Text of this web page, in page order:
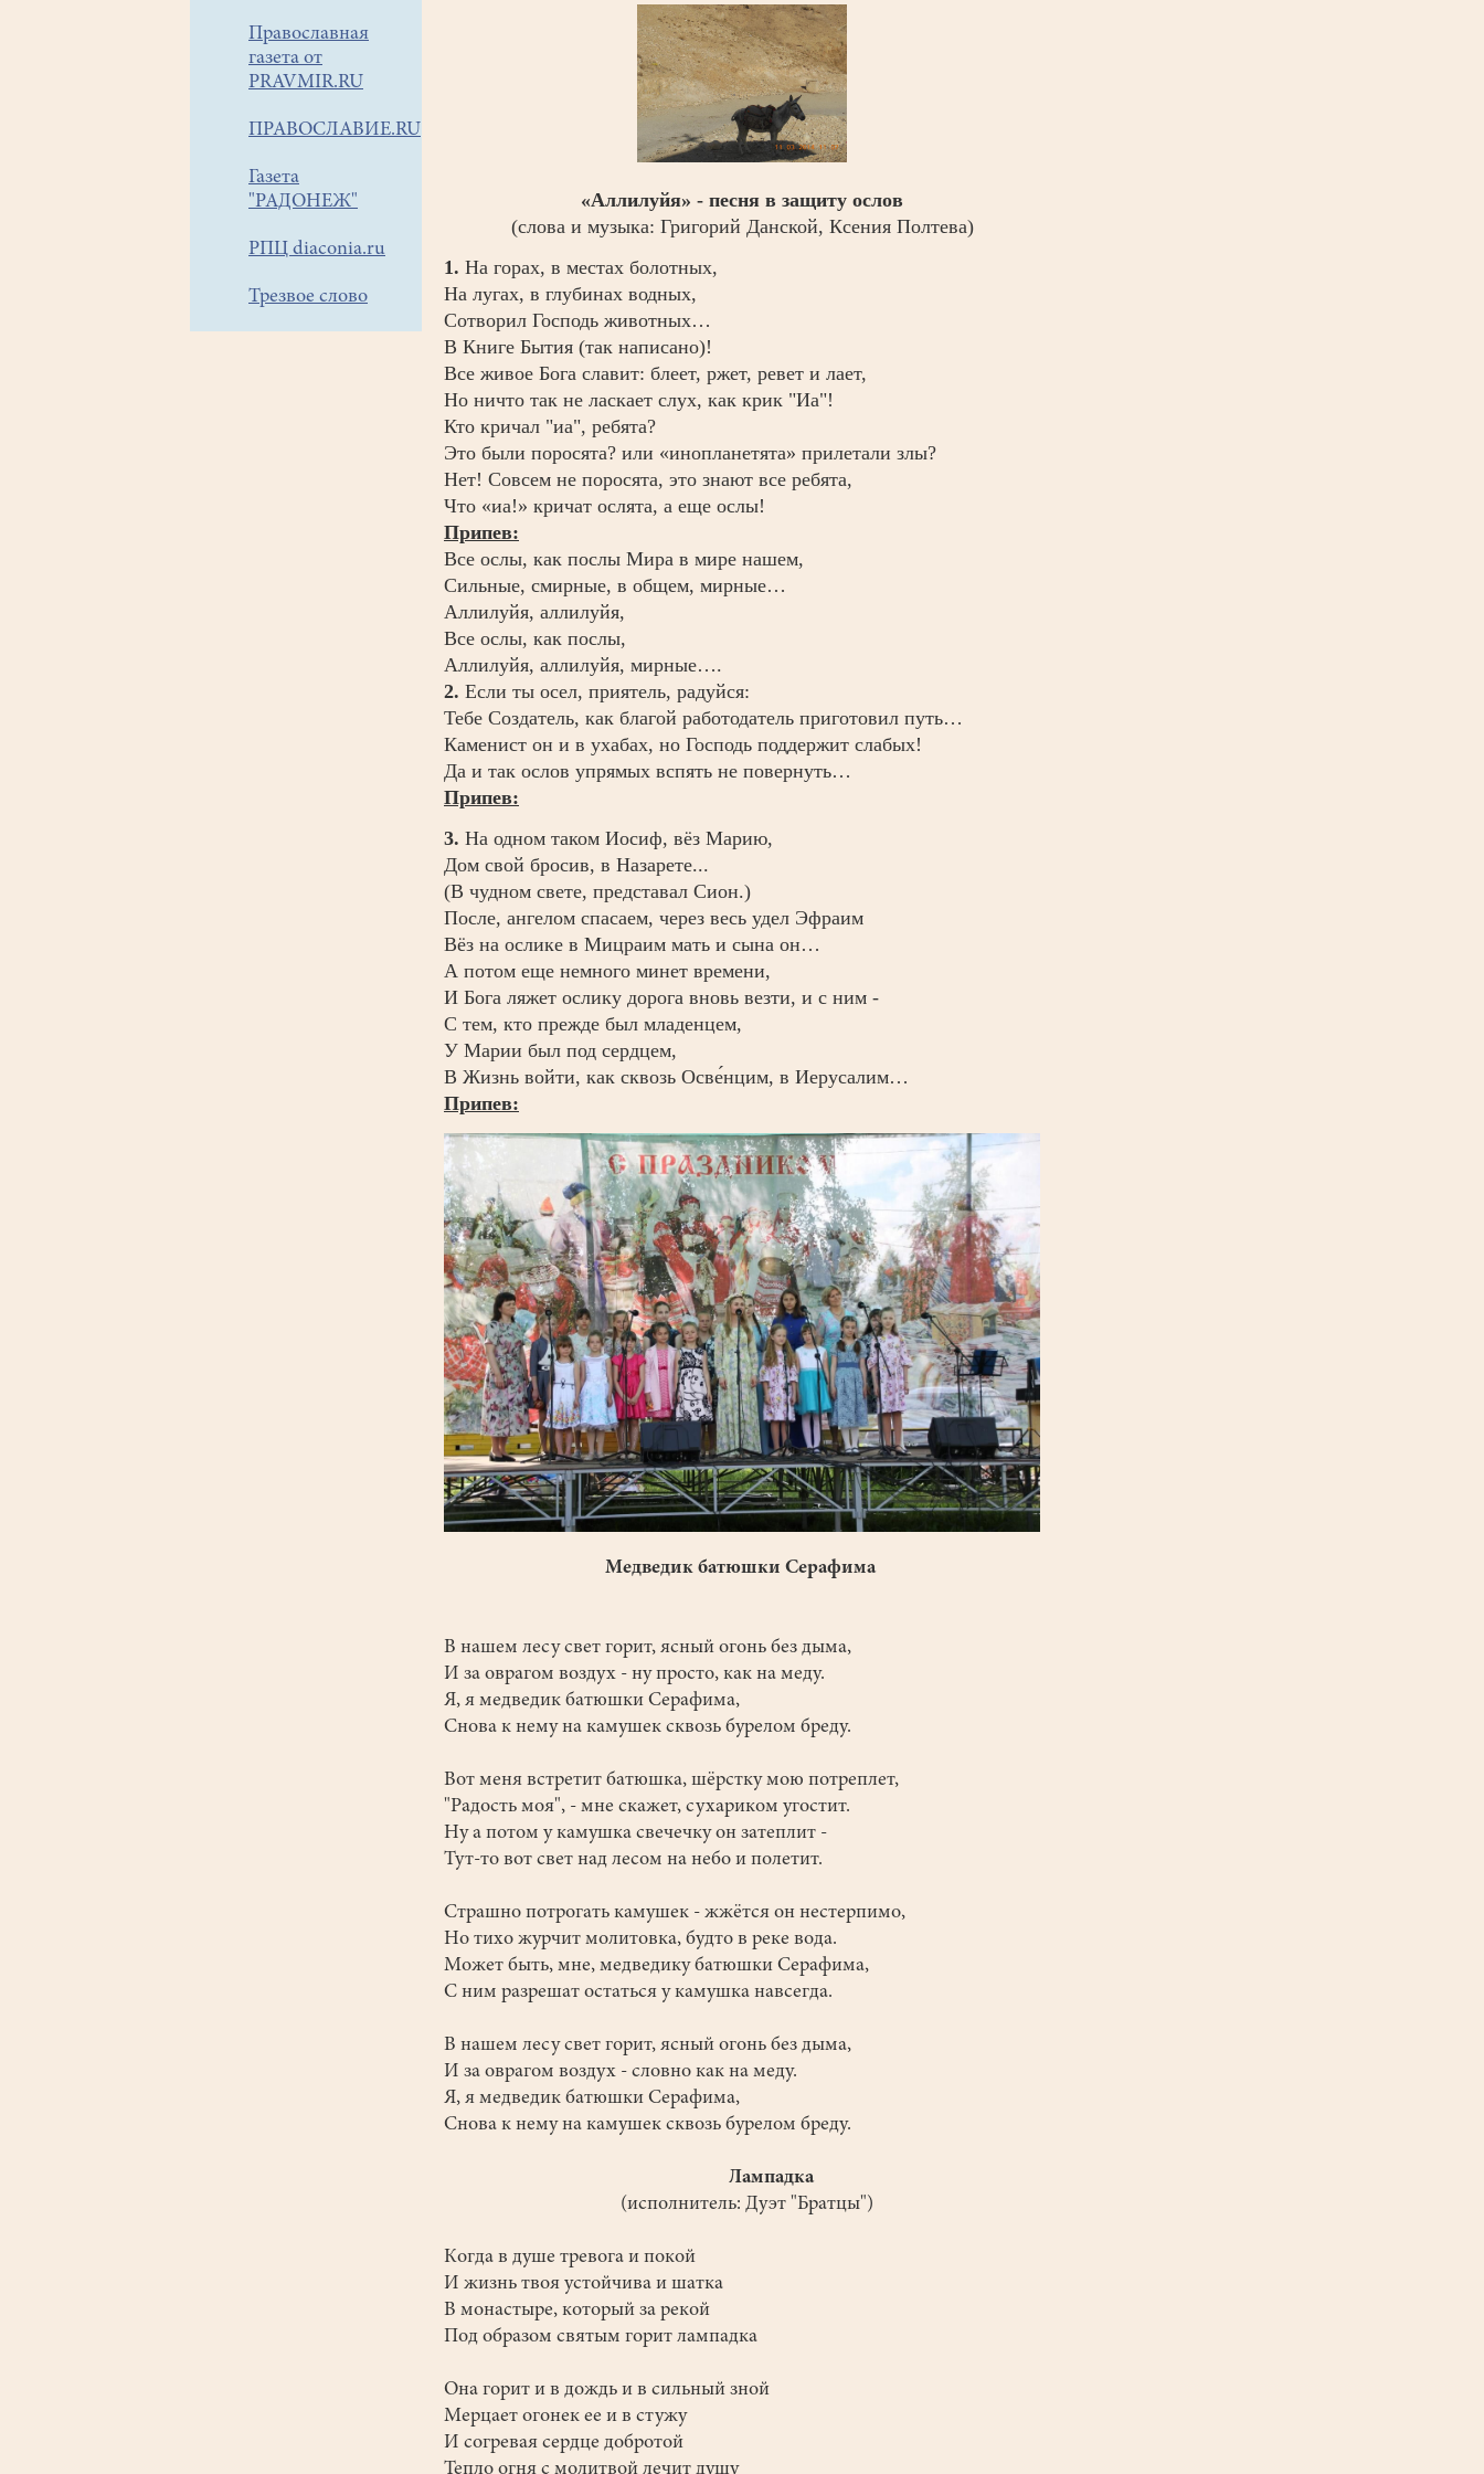
Православная
газета от
PRAVMIR.RU
ПРАВОСЛАВИЕ.RU
Газета
"РАДОНЕЖ"
РПЦ diaconia.ru
Трезвое слово
«Аллилуйя» - песня в защиту ослов
(слова и музыка: Григорий Данской, Ксения Полтева)
1. На горах, в местах болотных,
На лугах, в глубинах водных,
Сотворил Господь животных…
В Книге Бытия (так написано)!
Все живое Бога славит: блеет, ржет, ревет и лает,
Но ничто так не ласкает слух, как крик "Иа"!
Кто кричал "иа", ребята?
Это были поросята? или «инопланетята» прилетали злы?
Нет! Совсем не поросята, это знают все ребята,
Что «иа!» кричат ослята, а еще ослы!
Припев:
Все ослы, как послы Мира в мире нашем,
Сильные, смирные, в общем, мирные…
Аллилуйя, аллилуйя,
Все ослы, как послы,
Аллилуйя, аллилуйя, мирные….
2. Если ты осел, приятель, радуйся:
Тебе Создатель, как благой работодатель приготовил путь…
Каменист он и в ухабах, но Господь поддержит слабых!
Да и так ослов упрямых вспять не повернуть…
Припев:
3. На одном таком Иосиф, вёз Марию,
Дом свой бросив, в Назарете...
(В чудном свете, представал Сион.)
После, ангелом спасаем, через весь удел Эфраим
Вёз на ослике в Мицраим мать и сына он…
А потом еще немного минет времени,
И Бога ляжет ослику дорога вновь везти, и с ним -
С тем, кто прежде был младенцем,
У Марии был под сердцем,
В Жизнь войти, как сквозь Осве́нцим, в Иерусалим…
Припев:
Медведик батюшки Серафима
В нашем лесу свет горит, ясный огонь без дыма,
И за оврагом воздух - ну просто, как на меду.
Я, я медведик батюшки Серафима,
Снова к нему на камушек сквозь бурелом бреду.
Вот меня встретит батюшка, шёрстку мою потреплет,
"Радость моя", - мне скажет, сухариком угостит.
Ну а потом у камушка свечечку он затеплит -
Тут-то вот свет над лесом на небо и полетит.
Страшно потрогать камушек - жжётся он нестерпимо,
Но тихо журчит молитовка, будто в реке вода.
Может быть, мне, медведику батюшки Серафима,
С ним разрешат остаться у камушка навсегда.
В нашем лесу свет горит, ясный огонь без дыма,
И за оврагом воздух - словно как на меду.
Я, я медведик батюшки Серафима,
Снова к нему на камушек сквозь бурелом бреду.
Лампадка
(исполнитель: Дуэт "Братцы")
Когда в душе тревога и покой
И жизнь твоя устойчива и шатка
В монастыре, который за рекой
Под образом святым горит лампадка
Она горит и в дождь и в сильный зной
Мерцает огонек ее и в стужу
И согревая сердце добротой
Тепло огня с молитвой лечит душу